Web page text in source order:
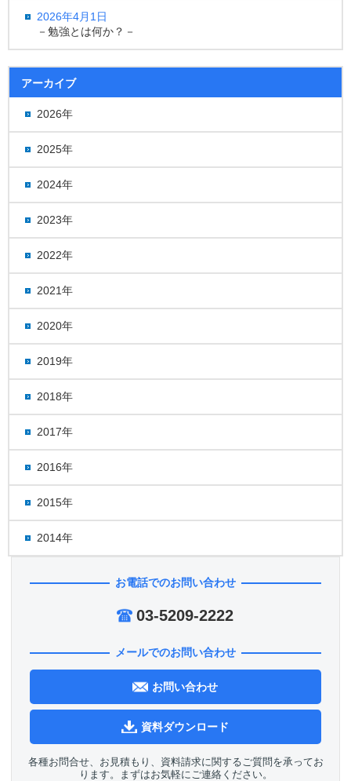
2026年4月1日
－勉強とは何か？－
アーカイブ
2026年
2025年
2024年
2023年
2022年
2021年
2020年
2019年
2018年
2017年
2016年
2015年
2014年
お電話でのお問い合わせ
03-5209-2222
メールでのお問い合わせ
お問い合わせ
資料ダウンロード
各種お問合せ、お見積もり、資料請求に関するご質問を承ってお
ります。まずはお気軽にご連絡ください。